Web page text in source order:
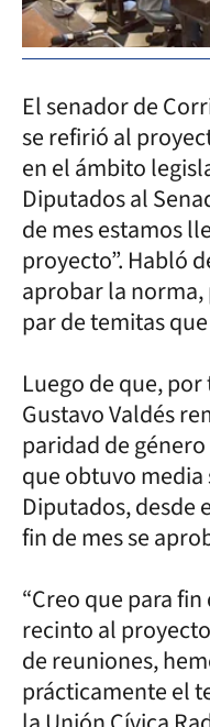
El senador de
se refirió al
en el ámbito
Diputados al
de mes estamos
proyecto”. Habló
aprobar la norma,
par de temitas
Luego de que,
Gustavo Valdés
paridad de
que obtuvo media
Diputados, desde
fin de mes se
“Creo que para
recinto al
de reuniones,
prácticamente el